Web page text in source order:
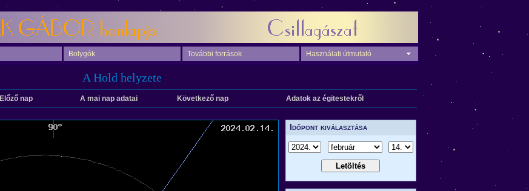
Bolygók További források Használati útmutató
A Hold helyzete
Előző nap A mai nap adatai Következő nap Adatok az égitestekről
Időpont kiválasztása